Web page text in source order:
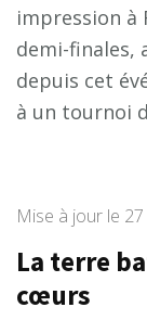
impression à
demi-finales,
depuis cet
à un tournoi
Mise à jour le
La terre
cœurs